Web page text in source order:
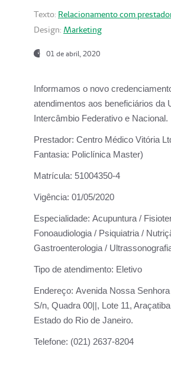
Texto: Relacionamento com
Design: Marketing
01 de abril, 2020
Informamos o novo
atendimentos aos beneficiários da
Intercâmbio Federativo e Nacional.
Prestador: Centro Médico Vitória
Fantasia: Policlínica Master)
Matrícula: 51004350-4
Vigência: 01/05/2020
Especialidade: Acupuntura /
Fonoaudiologia / Psiquiatria /
Gastroenterologia /
Tipo de atendimento: Eletivo
Endereço: Avenida Nossa
S/n, Quadra 00||, Lote 11,
Estado do Rio de Janeiro.
Telefone: (021) 2637-8204